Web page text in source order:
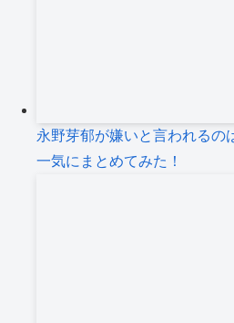
永野芽郁が嫌いと言われるの
一気にまとめてみた！